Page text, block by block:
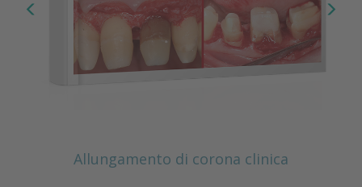
Allungamento di corona clinica